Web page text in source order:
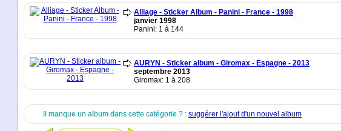
Alliage - Sticker Album - Panini - France - 1998
janvier 1998
Panini: 1 à 144
AURYN - Sticker album - Giromax - Espagne - 2013
septembre 2013
Giromax: 1 à 208
Il manque un album dans cette catégorie ? : suggérer l'ajout d'un nouvel album